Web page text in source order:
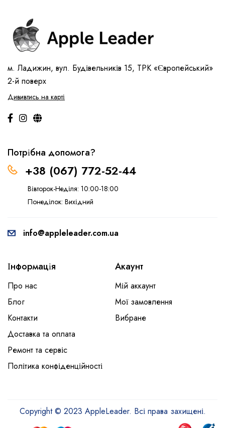
м. Ладижин, вул. Будівельників 15, ТРК «Європейський»
2-й поверх
Дививтись на карті
Потрібна допомога?
+38 (067) 772-52-44
Вівторок-Неділя: 10:00-18:00
Понеділок: Вихідний
info@appleleader.com.ua
Інформація
Про нас
Блог
Контакти
Доставка та оплата
Ремонт та сервіс
Політика конфіденційності
Акаунт
Мій аккаунт
Мої замовлення
Вибране
Copyright © 2023 AppleLeader. Всі права захищені.